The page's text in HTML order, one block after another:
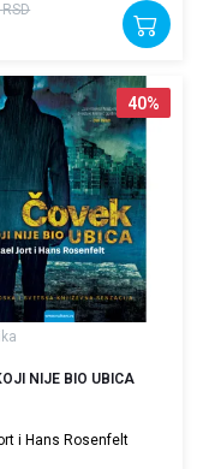
RSD
40%
NIJE BIO UBICA
i Hans Rosenfelt